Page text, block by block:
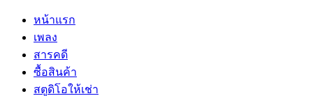
หน้าแรก
เพลง
สารคดี
ซื้อสินค้า
สตูดิโอให้เช่า